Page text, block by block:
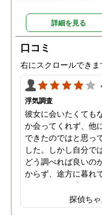
詳細を見る
口コミ
右にスクロールでき
浮気調査
彼女に会いたくても
か会ってくれず、他
できたのではと思っ
した。しかし自分で
どう調べれば良いの
からず、途方に暮れ
した。そんな時にネ
探偵事務所の浮気調
在について知り、試
探偵ちゃ